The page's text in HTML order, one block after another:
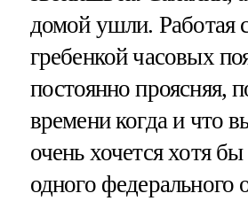
домой ушли. Работая
гребенкой часовых
постоянно проясняя,
времени когда и что
очень хочется хотя
одного федерального